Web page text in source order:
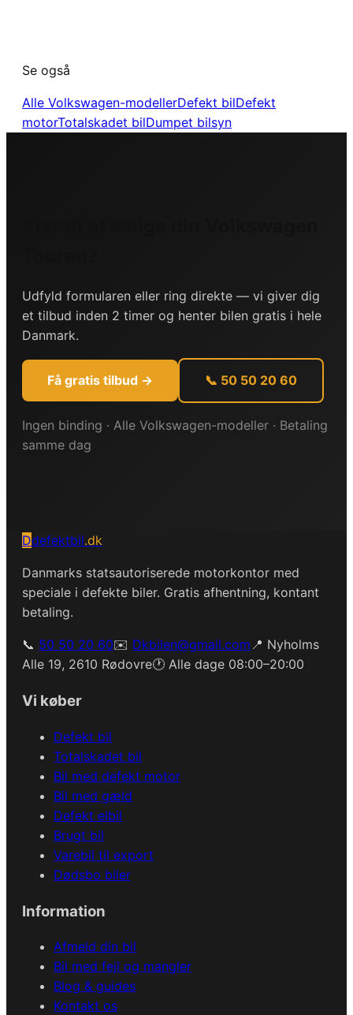
Se også
Alle Volkswagen-modellerDefekt bilDefekt
motorTotalskadet bilDumpet bilsyn
Udfyld formularen eller ring direkte — vi giver dig
et tilbud inden 2 timer og henter bilen gratis i hele
Danmark.
Få gratis tilbud → 📞 50 50 20 60
Ingen binding · Alle Volkswagen-modeller · Betaling
samme dag
Ddefektbil.dk
Danmarks statsautoriserede motorkontor med
speciale i defekte biler. Gratis afhentning, kontant
betaling.
📞 50 50 20 60✉️ Dkbilen@gmail.com 📍 Nyholms
Alle 19, 2610 Rødovre🕐 Alle dage 08:00–20:00
Vi køber
Defekt bil
Totalskadet bil
Bil med defekt motor
Bil med gæld
Defekt elbil
Brugt bil
Varebil til export
Dødsbo biler
Information
Afmeld din bil
Bil med fejl og mangler
Blog & guides
Kontakt os